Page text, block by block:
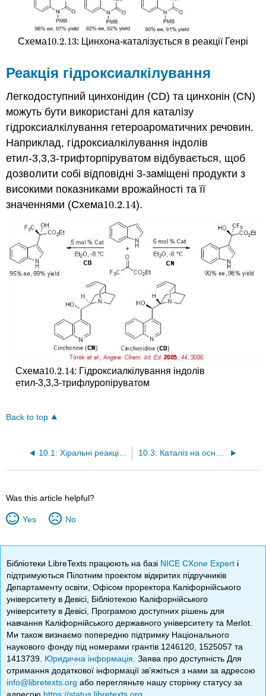
Схема10.2.13
10.2.13: Цинхона-каталізується в реакції Генрі
Реакція гідроксиалкілування
Легкодоступний цинхонідин (CD) та цинхонін (CN)
можуть бути використані для каталізу
гідроксиалкілування гетероароматичних речовин.
Наприклад, гідроксиалкілування індолів
етил-3,3,3-трифторпіруватом відбувається, щоб
дозволити собі відповідні 3-заміщені продукти з
високими показниками врожайності та її
значеннями (Схема10.2.14
10.2.14).
Схема10.2.14
10.2.14: Гідроксиалкілування індолів
етил-3,3,3-трифлуропіруватом
Back to top
10.1: Хіральні реакції на основі проліну
Was this article helpful?
Yes No
Бібліотеки LibreTexts працюють на базі NICE CXone Expert і
підтримуються Пілотним проектом відкритих підручників
Департаменту освіти, Офісом проректора Каліфорнійського
університету в Девісі, Бібліотекою Каліфорнійського
університету в Девісі, Програмою доступних рішень для
навчання Каліфорнійського державного університету та Merlot.
Ми також визнаємо попередню підтримку Національного
наукового фонду під номерами грантів 1246120, 1525057 та
1413739. Юридична інформація . Заява про доступність Для
отримання додаткової інформації зв’яжіться з нами за адресою
info@libretexts.org або перегляньте нашу сторінку статусу за
адресою https://status.libretexts.org